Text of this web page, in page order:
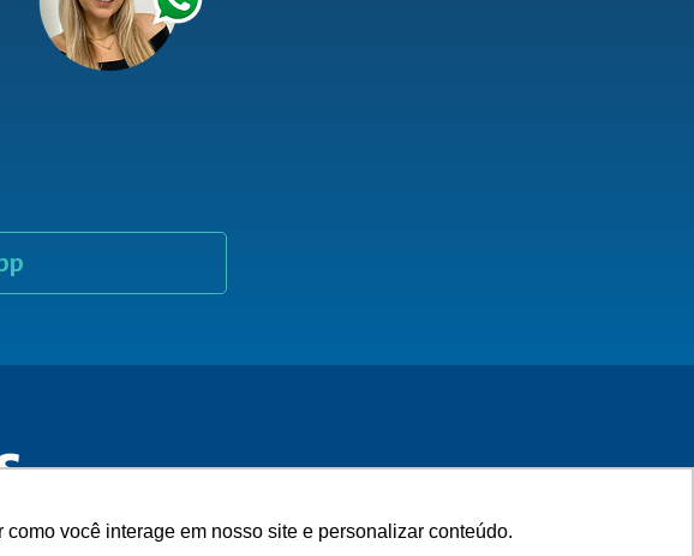
você interage em nosso site e personalizar conteúdo.